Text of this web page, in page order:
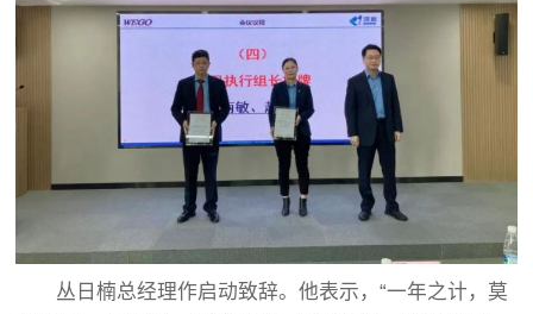
丛日楠总经理作启动致辞。他表示，“一年之计，莫